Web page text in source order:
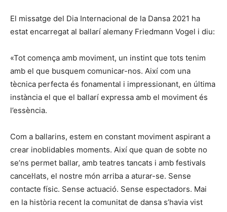
El missatge del Dia Internacional de la Dansa 2021 ha
estat encarregat al ballarí alemany Friedmann Vogel i diu:
«Tot comença amb moviment, un instint que tots tenim
amb el que busquem comunicar-nos. Així com una
tècnica perfecta és fonamental i impressionant, en última
instància el que el ballarí expressa amb el moviment és
l’essència.
Com a ballarins, estem en constant moviment aspirant a
crear inoblidables moments. Així que quan de sobte no
se’ns permet ballar, amb teatres tancats i amb festivals
cancel·lats, el nostre món arriba a aturar-se. Sense
contacte físic. Sense actuació. Sense espectadors. Mai
en la història recent la comunitat de dansa s’havia vist